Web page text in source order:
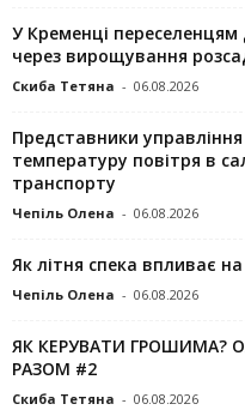
У Кременці
через вирощування
Скиба Тетяна - 06.08.2026
Представники
температуру повітря в
транспорту
Чепіль Олена - 06.08.2026
Як літня спека впливає
Чепіль Олена - 06.08.2026
ЯК КЕРУВАТИ ГРОШИМА?
РАЗОМ #2
Скиба Тетяна - 06.08.2026